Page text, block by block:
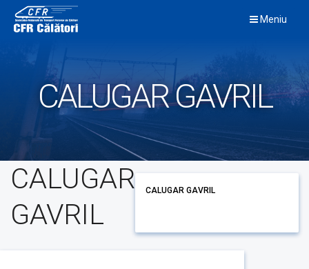
content
Meniu
CALUGAR GAVRIL
CALUGAR
GAVRIL
CALUGAR GAVRIL